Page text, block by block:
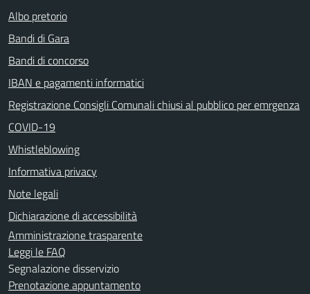
Albo pretorio
Bandi di Gara
Bandi di concorso
IBAN e pagamenti informatici
Registrazione Consigli Comunali chiusi al pubblico per emrgenza
COVID-19
Whistleblowing
Informativa privacy
Note legali
Dichiarazione di accessibilità
Amministrazione trasparente
Leggi le FAQ
Segnalazione disservizio
Prenotazione appuntamento